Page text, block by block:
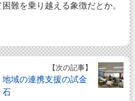
難を乗り越える象徴だとか。
【次の記事】
地域の連携支援の試金
石